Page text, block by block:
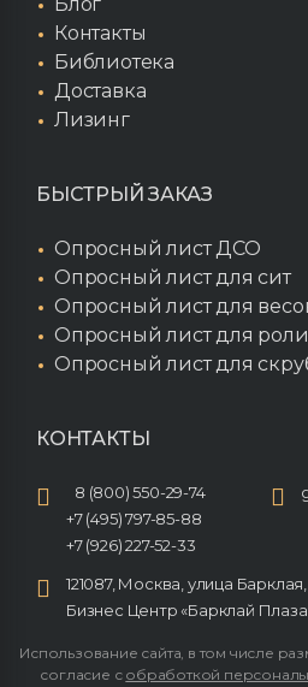
Контакты
Библиотека
Доставка
Лизинг
БЫСТРЫЙ ЗАКАЗ
Опросный лист ДСО
Опросный лист для сит
Опросный лист для
Опросный лист для
Опросный лист для
КОНТАКТЫ
8 (800) 550-29-74
+7 (495) 797-85-88
+7 (926) 227-52-33
121087, Москва, улица
Бизнес Центр «Барклай
Использование сайта, в том числе
согласие с обработкой